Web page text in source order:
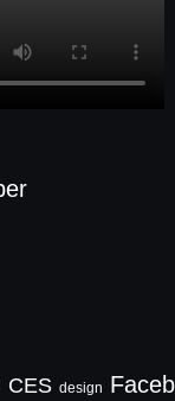
CES design